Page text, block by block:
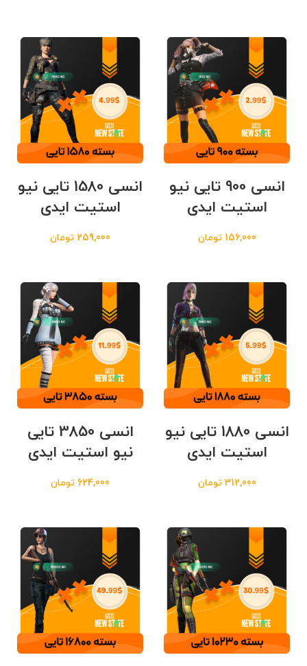
انسی 900 تایی نیو
استیت ایدی
156,000 تومان
انسی 1580 تایی نیو
استیت ایدی
259,000 تومان
انسی 1880 تایی نیو
استیت ایدی
312,000 تومان
انسی 3850 تایی
نیو استیت ایدی
624,000 تومان